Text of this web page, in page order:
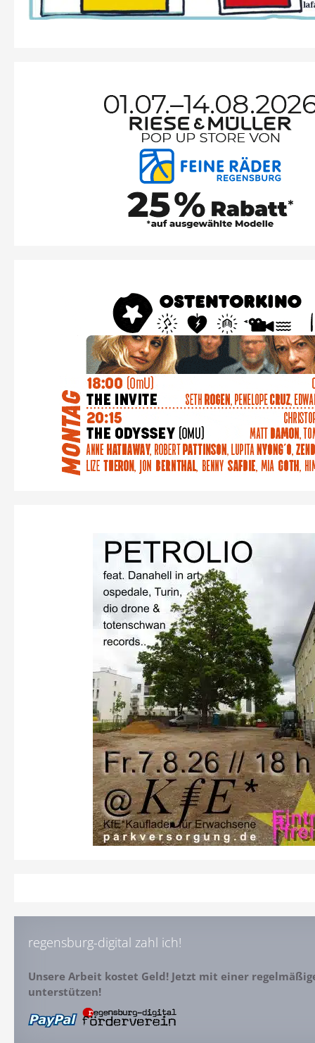
regensburg-digital zahl ich!
Unsere Arbeit kostet Geld! Jetzt mit einer
unterstützen!